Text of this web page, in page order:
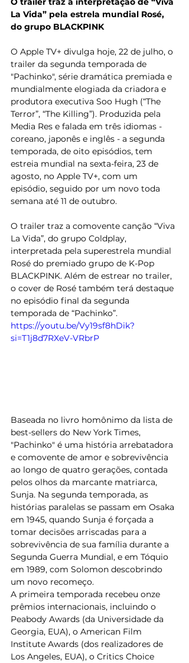
La Vida” pela estrela mundial Rosé,
do grupo BLACKPINK
O Apple TV+ divulga hoje, 22 de julho, o
trailer da segunda temporada de
"Pachinko", série dramática premiada e
mundialmente elogiada da criadora e
produtora executiva Soo Hugh (“The
Terror”, “The Killing”). Produzida pela
Media Res e falada em três idiomas -
coreano, japonês e inglês - a segunda
temporada, de oito episódios, tem
estreia mundial na sexta-feira, 23 de
agosto, no Apple TV+, com um
episódio, seguido por um novo toda
semana até 11 de outubro.
O trailer traz a comovente canção “Viva
La Vida”, do grupo Coldplay,
interpretada pela superestrela mundial
Rosé do premiado grupo de K-Pop
BLACKPINK. Além de estrear no trailer,
o cover de Rosé também terá destaque
no episódio final da segunda
temporada de “Pachinko”.
https://youtu.be/Vy19sf8hDik?
si=T1j8d7RXeV-VRbrP
Baseada no livro homônimo da lista de
best-sellers do New York Times,
"Pachinko" é uma história arrebatadora
e comovente de amor e sobrevivência
ao longo de quatro gerações, contada
pelos olhos da marcante matriarca,
Sunja. Na segunda temporada, as
histórias paralelas se passam em Osaka
em 1945, quando Sunja é forçada a
tomar decisões arriscadas para a
sobrevivência de sua família durante a
Segunda Guerra Mundial, e em Tóquio
em 1989, com Solomon descobrindo
um novo recomeço.
A primeira temporada recebeu onze
prêmios internacionais, incluindo o
Peabody Awards (da Universidade da
Georgia, EUA), o American Film
Institute Awards (dos realizadores de
Los Angeles, EUA), o Critics Choice